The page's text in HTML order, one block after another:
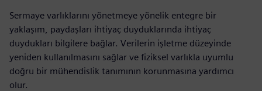
Sermaye varlıklarını yönetmeye yönelik entegre bir
yaklaşım, paydaşları ihtiyaç duyduklarında ihtiyaç
duydukları bilgilere bağlar. Verilerin işletme düzeyinde
yeniden kullanılmasını sağlar ve fiziksel varlıkla uyumlu
doğru bir mühendislik tanımının korunmasına yardımcı
olur.